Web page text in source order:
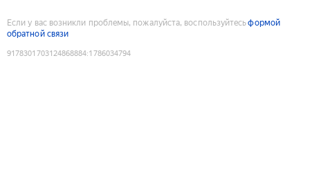
Если у вас возникли проблемы, пожалуйста, воспользуйтесьформой
обратной связи
9178301703124868884:1786034794